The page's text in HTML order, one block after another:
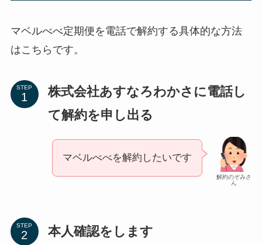
マベルべべ定期便を電話で解約する具体的な方法
はこちらです。
STEP
株式会社あすなろわかさに電話し
て解約を申し出る
解約のぞみさ
ん
マベルべべを解約したいです
STEP 本人確認をします